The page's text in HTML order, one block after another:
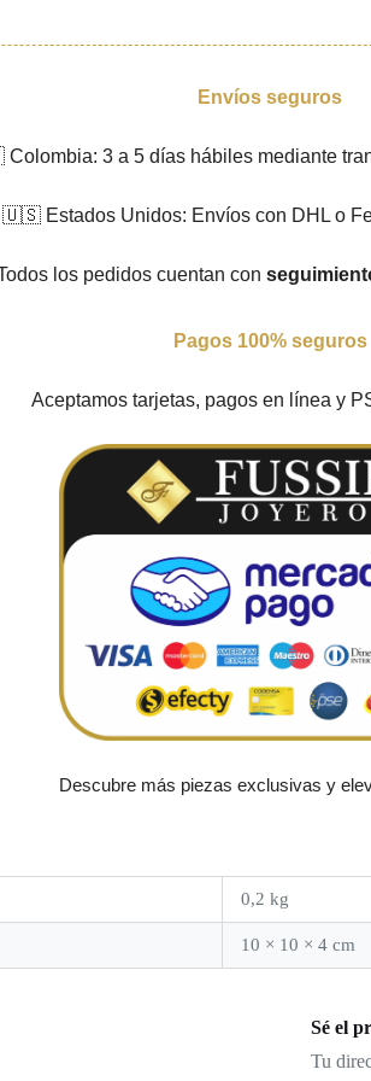
Envíos seguros
3 a 5 días hábiles mediante
🇺🇸 Estados Unidos: Envíos con DHL o
los pedidos cuentan con
Pagos 100% seguros
Aceptamos tarjetas, pagos en línea y
Descubre más piezas exclusivas y
0,2 kg
10 × 10 × 4 cm
Sé el
Tu